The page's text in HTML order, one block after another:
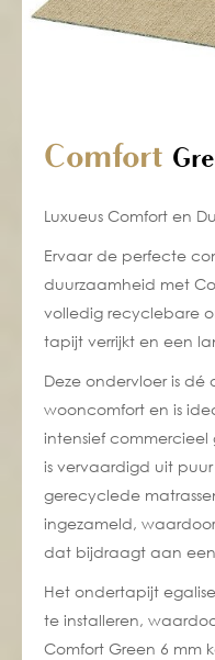
Comfort
Luxueus Comfort en
Ervaar de perfecte
duurzaamheid met
volledig recyclebare
tapijt verrijkt en een
Deze ondervloer is dé
wooncomfort en is
intensief commercieel
is vervaardigd uit
gerecyclede
ingezameld,
dat bijdraagt aan
Het ondertapijt
te installeren,
Comfort Green 6 mm